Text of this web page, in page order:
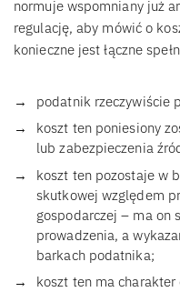
normuje wspomniany już
regulację, aby mówić o
konieczne jest łączne
podatnik rzeczywiście
koszt ten poniesiony
lub zabezpieczenia
koszt ten pozostaje w
skutkowej względem
gospodarczej – ma on
prowadzenia, a
barkach podatnika;
koszt ten ma